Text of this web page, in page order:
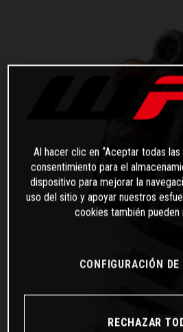
Al hacer clic en “Aceptar todas
consentimiento para el
dispositivo para mejorar la
uso del sitio y apoyar nuestros
cookies también pueden
CONFIGURACIÓN DE
RECHAZAR